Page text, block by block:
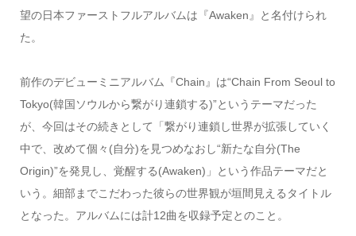
望の日本ファーストフルアルバムは『Awaken』と名付けられ
た。
前作のデビューミニアルバム『Chain』は“Chain From Seoul to
Tokyo(韓国ソウルから繋がり連鎖する)”というテーマだった
が、今回はその続きとして「繋がり連鎖し世界が拡張していく
中で、改めて個々(自分)を見つめなおし“新たな自分(The
Origin)”を発見し、覚醒する(Awaken)」という作品テーマだと
いう。細部までこだわった彼らの世界観が垣間見えるタイトル
となった。アルバムには計12曲を収録予定とのこと。